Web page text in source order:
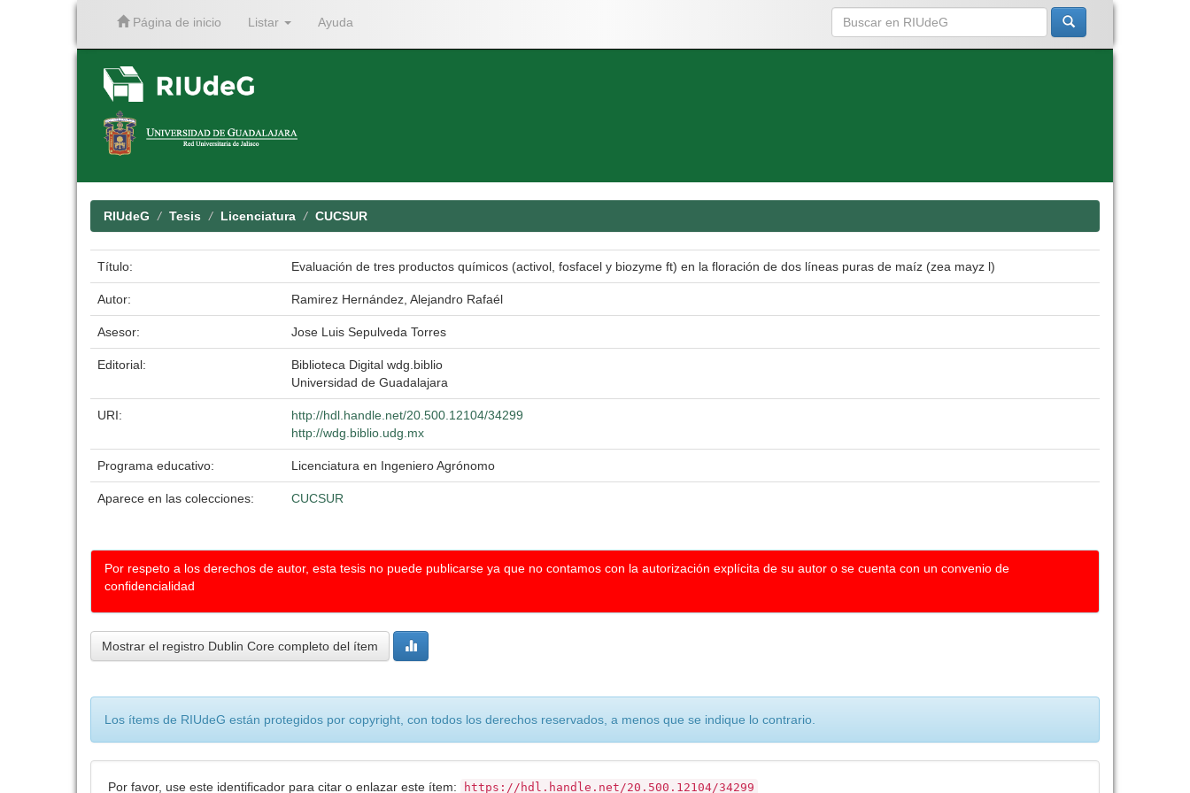
Página de inicio Listar Ayuda
RIUdeG Tesis Licenciatura CUCSUR
Título: Evaluación de tres productos químicos (activol, fosfacel y biozyme ft) en la floración de dos líneas puras de maíz (zea mayz l)
Autor: Ramirez Hernández, Alejandro Rafaél
Asesor: Jose Luis Sepulveda Torres
Editorial:
Biblioteca Digital wdg.biblio
Universidad de Guadalajara
URI:
http://hdl.handle.net/20.500.12104/34299
http://wdg.biblio.udg.mx
Programa educativo: Licenciatura en Ingeniero Agrónomo
Aparece en las colecciones: CUCSUR
Por respeto a los derechos de autor, esta tesis no puede publicarse ya que no contamos con la autorización explícita de su autor o se cuenta con un convenio de
confidencialidad
Mostrar el registro Dublin Core completo del ítem
Los ítems de RIUdeG están protegidos por copyright, con todos los derechos reservados, a menos que se indique lo contrario.
Por favor, use este identificador para citar o enlazar este ítem: https://hdl.handle.net/20.500.12104/34299